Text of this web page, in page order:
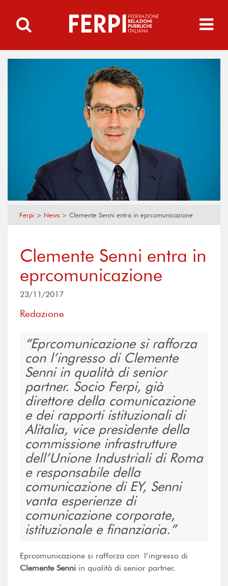
Ferpi > News > Clemente Senni entra in eprcomunicazione
Clemente Senni entra in
eprcomunicazione
23/11/2017
Redazione
Eprcomunicazione si rafforza
con l’ingresso di Clemente
Senni in qualità di senior
partner. Socio Ferpi, già
direttore della comunicazione
e dei rapporti istituzionali di
Alitalia, vice presidente della
commissione infrastrutture
dell’Unione Industriali di Roma
e responsabile della
comunicazione di EY, Senni
vanta esperienze di
comunicazione corporate,
istituzionale e finanziaria.
Eprcomunicazione si rafforza con l’ingresso di
Clemente Senni in qualità di senior partner.